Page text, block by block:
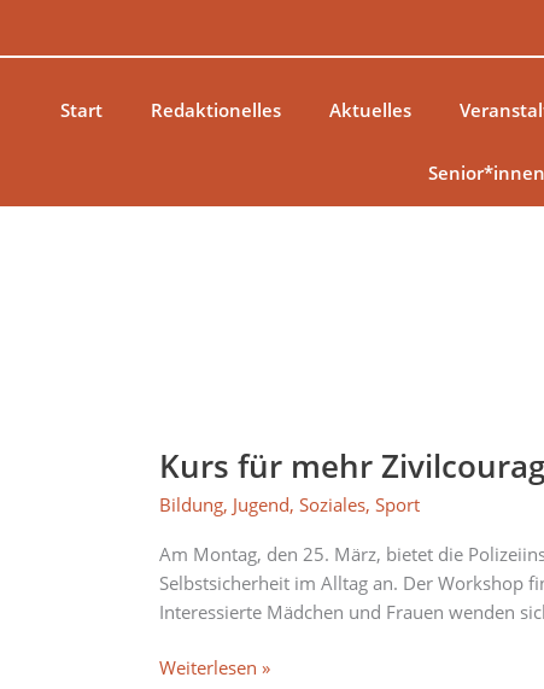
Start
Redaktionelles Aktuelles
Senior*innen
Kurs für mehr
Bildung, Jugend,Soziales,Sport
Am Montag, den 25. März, bietet die
Selbstsicherheit im Alltag an. Der Workshop
Interessierte Mädchen und Frauen wenden
Kurs
mehr
Zivilcourage
und
Selbstsicherheit
Alltag
Weiterlesen »